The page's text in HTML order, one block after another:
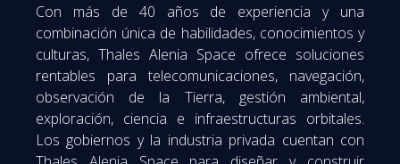
Con más de 40 años de experiencia y una
combinación única de habilidades, conocimientos y
culturas, Thales Alenia Space ofrece soluciones
rentables para telecomunicaciones, navegación,
observación de la Tierra, gestión ambiental,
exploración, ciencia e infraestructuras orbitales.
Los gobiernos y la industria privada cuentan con